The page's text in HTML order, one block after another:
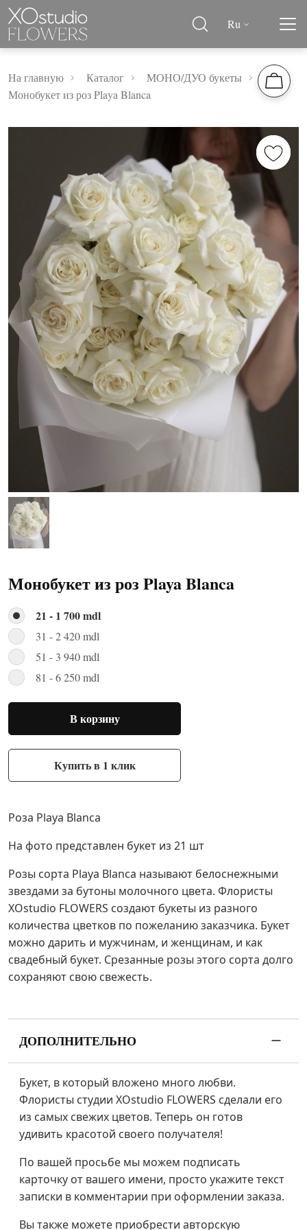
Ru
На главную Каталог
МОНО/ДУО букеты
Монобукет из роз Playa Blanca
Монобукет из роз Playa Blanca
21 - 1 700 mdl
31 - 2 420 mdl
51 - 3 940 mdl
81 - 6 250 mdl
В корзину
Купить в 1 клик
Роза Playa Blanca
На фото представлен букет из 21 шт
Розы сорта Playa Blanca называют белоснежными
звездами за бутоны молочного цвета. Флористы
XОstudio FLOWERS создают букеты из разного
количества цветков по пожеланию заказчика. Букет
можно дарить и мужчинам, и женщинам, и как
свадебный букет. Срезанные розы этого сорта долго
сохраняют свою свежесть.
ДОПОЛНИТЕЛЬНО
Букет, в который вложено много любви.
Флористы студии XOstudio FLOWERS сделали его
из самых свежих цветов. Теперь он готов
удивить красотой своего получателя!
По вашей просьбе мы можем подписать
карточку от вашего имени, просто укажите текст
записки в комментарии при оформлении заказа.
Вы также можете приобрести авторскую